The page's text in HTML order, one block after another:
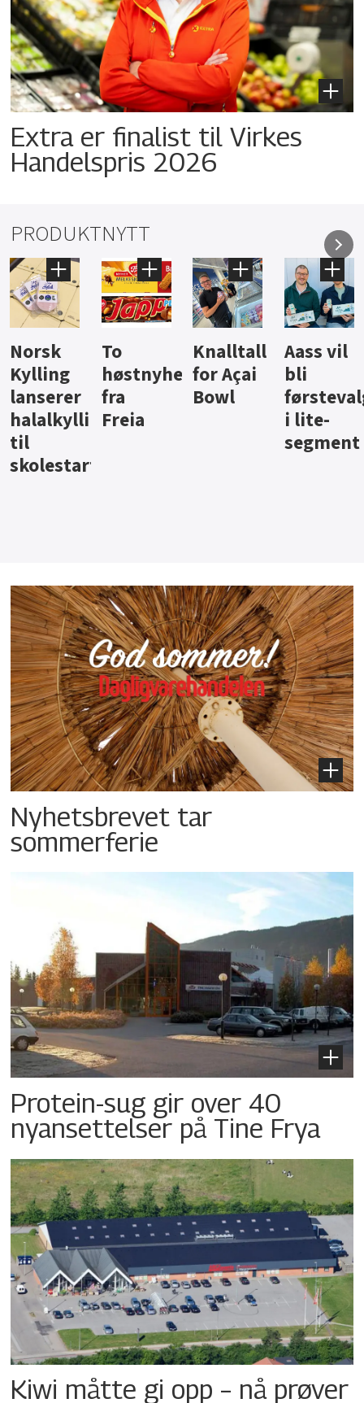
Extra er finalist til Virkes
Handelspris 2026
PRODUKTNYTT
Knalltall
for Açai
Bowl
Aass vil
bli
førstevalg
i lite-
Brus og
jus fra
Berentsen
Hard
iste fra
Hansa
Nyhetsbrevet tar
sommerferie
Protein-sug gir over 40
nyansettelser på Tine Frya
Kiwi måtte gi opp – nå prøver